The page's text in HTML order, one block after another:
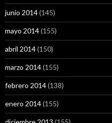
junio 2014(145)
mayo 2014(155)
abril 2014(150)
marzo 2014(155)
febrero 2014(138)
enero 2014(155)